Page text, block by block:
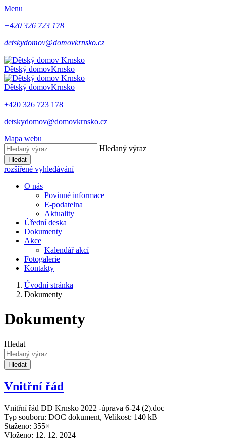
Menu
+420 326 723 178
detskydomov@domovkrnsko.cz
Dětský domovKrnsko
Dětský domovKrnsko
+420 326 723 178
detskydomov@domovkrnsko.cz
Mapa webu
Hledaný výraz
Hledat
rozšířené vyhledávání
O nás
Povinné informace
E-podatelna
Aktuality
Úřední deska
Dokumenty
Akce
Kalendář akcí
Fotogalerie
Kontakty
Úvodní stránka
Dokumenty
Dokumenty
Hledat
Hledat
Vnitřní řád
Vnitřní řád DD Krnsko 2022 -úprava 6-24 (2).doc
Typ souboru: DOC dokument, Velikost: 140 kB
Staženo: 355×
Vloženo: 12. 12. 2024